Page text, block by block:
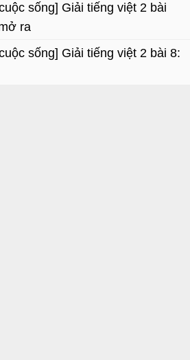
sống] Giải tiếng việt 2 bài
ra
sống] Giải tiếng việt 2 bài 8: